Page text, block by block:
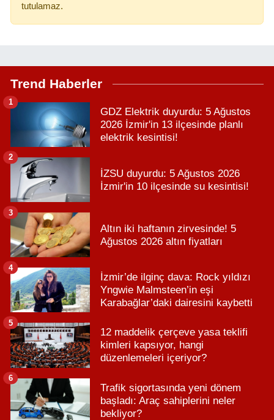
tutulamaz.
Trend Haberler
GDZ Elektrik duyurdu: 5 Ağustos
2026 İzmir'in 13 ilçesinde planlı
elektrik kesintisi!
1
İZSU duyurdu: 5 Ağustos 2026
İzmir'in 10 ilçesinde su kesintisi!
2
Altın iki haftanın zirvesinde! 5
Ağustos 2026 altın fiyatları
3
İzmir’de ilginç dava: Rock yıldızı
Yngwie Malmsteen’in eşi
Karabağlar’daki dairesini kaybetti
4
12 maddelik çerçeve yasa teklifi
kimleri kapsıyor, hangi
düzenlemeleri içeriyor?
5
Trafik sigortasında yeni dönem
başladı: Araç sahiplerini neler
bekliyor?
6